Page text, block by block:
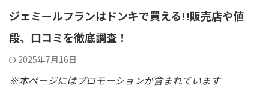
ジェミールフランはドンキで買える!!販売店や値
段、口コミを徹底調査！
2025年7月16日
※本ページにはプロモーションが含まれています